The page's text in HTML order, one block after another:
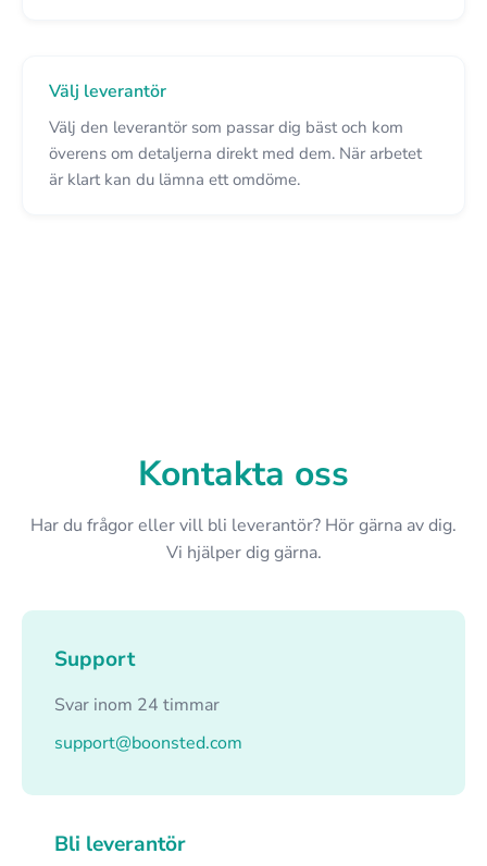
Välj leverantör
Välj den leverantör som passar dig bäst och kom
överens om detaljerna direkt med dem. När arbetet
är klart kan du lämna ett omdöme.
Kontakta oss
Har du frågor eller vill bli leverantör? Hör gärna av dig.
Vi hjälper dig gärna.
Support
Svar inom 24 timmar
support@boonsted.com
Bli leverantör